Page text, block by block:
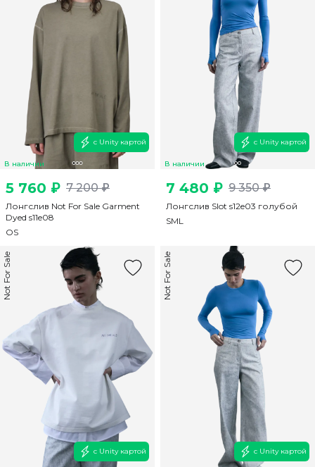
В наличии
с Unity картой
5 760 ₽ 7 200 ₽
Лонгслив Not For Sale Garment
Dyed s11e08
OS
В наличии
с Unity картой
7 480 ₽ 9 350 ₽
Лонгслив Slot s12e03 голубой
SML
Not For Sale
с Unity картой
Not For Sale
с Unity картой